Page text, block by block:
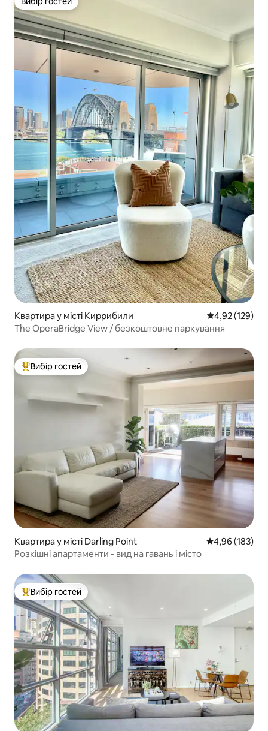
Вибір гостей
Квартира у місті Киррибили Середня
4,92 (129)
The OperaBridge View / безкоштовне паркування
Топ вибір гостей
Вибір гостей
Квартира у місті Darling Point Середня
4,96 (183)
Розкішні апартаменти - вид на гавань і місто
Топ вибір гостей
Вибір гостей